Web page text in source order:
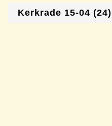
Kerkrade 15-04 (24)